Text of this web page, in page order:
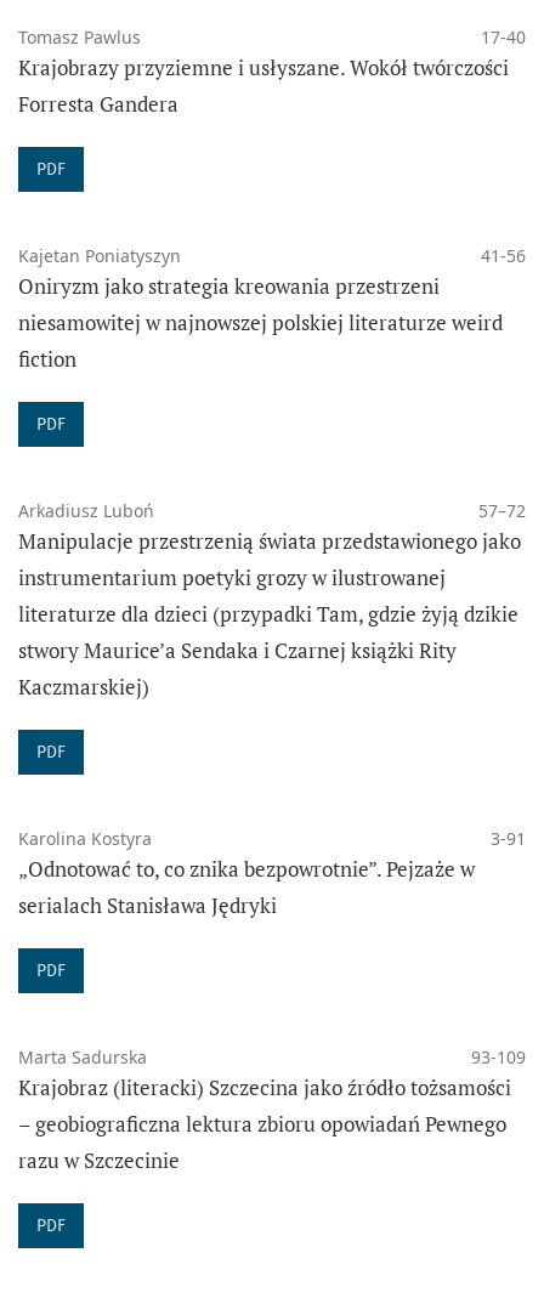
online):2450-5765
Prace w czasopiśmie od nr 24 2015 r. dostępne są na
licencji Creative Commons Uznanie autorstwa -
4.0
Tomasz Pawlus 17-40
Krajobrazy przyziemne i usłyszane. Wokół twórczości
Forresta Gandera
PDF
Kajetan Poniatyszyn 41-56
Oniryzm jako strategia kreowania przestrzeni
niesamowitej w najnowszej polskiej literaturze weird
fiction
PDF
Arkadiusz Luboń 57–72
Manipulacje przestrzenią świata przedstawionego jako
instrumentarium poetyki grozy w ilustrowanej
literaturze dla dzieci (przypadki Tam, gdzie żyją dzikie
stwory Maurice’a Sendaka i Czarnej książki Rity
Kaczmarskiej)
PDF
Karolina Kostyra 3-91
„Odnotować to, co znika bezpowrotnie”. Pejzaże w
serialach Stanisława Jędryki
PDF
Marta Sadurska 93-109
Krajobraz (literacki) Szczecina jako źródło tożsamości
– geobiograficzna lektura zbioru opowiadań Pewnego
razu w Szczecinie
PDF